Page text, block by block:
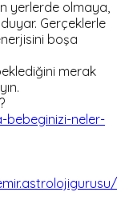
yerlerde olmaya,
Gerçeklerle
boşa
merak
neler-